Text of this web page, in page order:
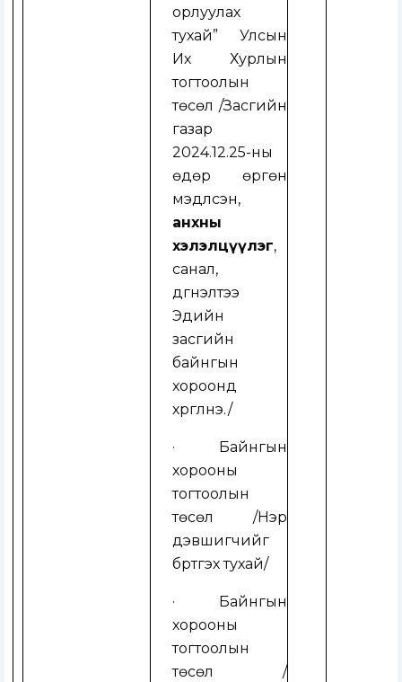
орлуулах
тухай” Улсын
Их Хурлын
тогтоолын
төсөл /Засгийн
газар
2024.12.25-ны
өдөр өргөн
мэдүүлсэн,
анхны
хэлэлцүүлэг,
санал,
дүгнэлтээ
Эдийн
засгийн
байнгын
хороонд
хүргүүлнэ./
· Байнгын
хорооны
тогтоолын
төсөл /Нэр
дэвшигчийг
бүртгэх тухай/
· Байнгын
хорооны
тогтоолын
төсөл /